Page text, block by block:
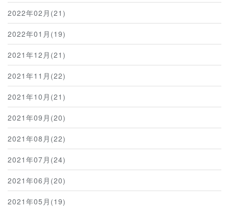
2022年02月(21)
2022年01月(19)
2021年12月(21)
2021年11月(22)
2021年10月(21)
2021年09月(20)
2021年08月(22)
2021年07月(24)
2021年06月(20)
2021年05月(19)